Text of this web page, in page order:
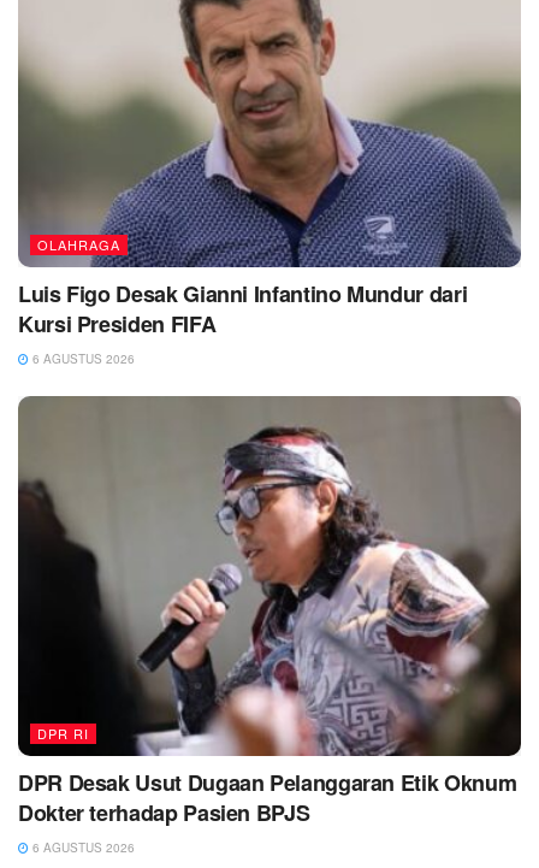
OLAHRAGA
Luis Figo Desak Gianni Infantino Mundur dari
Kursi Presiden FIFA
6 AGUSTUS 2026
DPR RI
DPR Desak Usut Dugaan Pelanggaran Etik Oknum
Dokter terhadap Pasien BPJS
6 AGUSTUS 2026